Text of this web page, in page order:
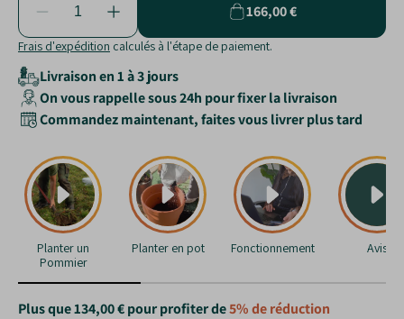
166,00 €
Frais d'expédition calculés à l'étape de paiement.
Livraison en 1 à 3 jours
On vous rappelle sous 24h pour fixer la livraison
Commandez maintenant, faites vous livrer plus tard
Planter un
Pommier
Planter en pot Fonctionnement Avis
Plus que134,00 €pour profiter de5%de réduction